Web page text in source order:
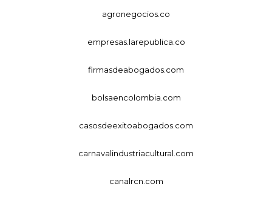
agronegocios.co
empresas.larepublica.co
firmasdeabogados.com
bolsaencolombia.com
casosdeexitoabogados.com
carnavalindustriacultural.com
canalrcn.com